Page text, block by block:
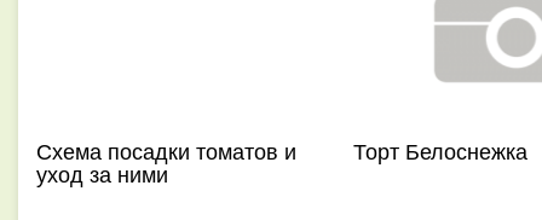
Схема посадки томатов и
уход за ними
Торт Белоснежка